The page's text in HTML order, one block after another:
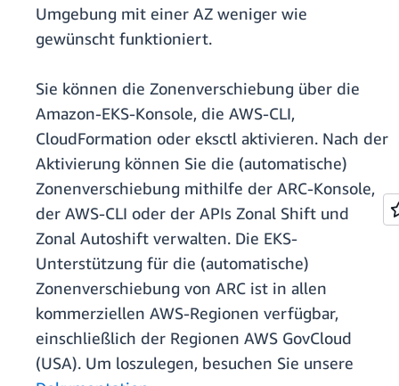
Umgebung mit einer AZ weniger wie
gewünscht funktioniert.
Sie können die Zonenverschiebung über die
Amazon-EKS-Konsole, die AWS-CLI,
CloudFormation oder eksctl aktivieren. Nach der
Aktivierung können Sie die (automatische)
Zonenverschiebung mithilfe der ARC-Konsole,
der AWS-CLI oder der APIs Zonal Shift und
Zonal Autoshift verwalten. Die EKS-
Unterstützung für die (automatische)
Zonenverschiebung von ARC ist in allen
kommerziellen AWS-Regionen verfügbar,
einschließlich der Regionen AWS GovCloud
(USA). Um loszulegen, besuchen Sie unsere